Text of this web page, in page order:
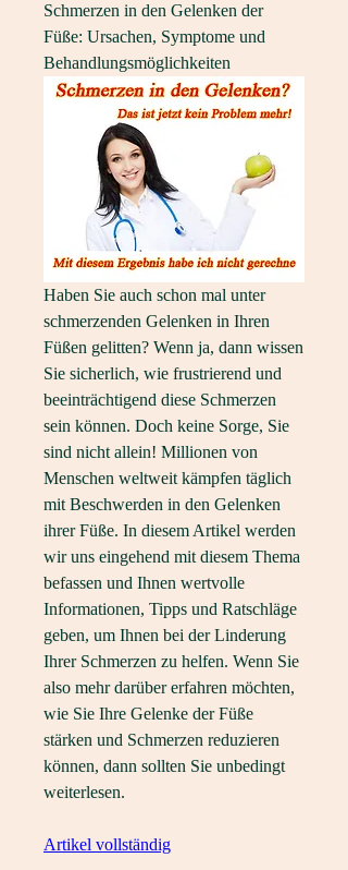
Schmerzen in den Gelenken der
Füße: Ursachen, Symptome und
Behandlungsmöglichkeiten
Haben Sie auch schon mal unter
schmerzenden Gelenken in Ihren
Füßen gelitten? Wenn ja, dann wissen
Sie sicherlich, wie frustrierend und
beeinträchtigend diese Schmerzen
sein können. Doch keine Sorge, Sie
sind nicht allein! Millionen von
Menschen weltweit kämpfen täglich
mit Beschwerden in den Gelenken
ihrer Füße. In diesem Artikel werden
wir uns eingehend mit diesem Thema
befassen und Ihnen wertvolle
Informationen, Tipps und Ratschläge
geben, um Ihnen bei der Linderung
Ihrer Schmerzen zu helfen. Wenn Sie
also mehr darüber erfahren möchten,
wie Sie Ihre Gelenke der Füße
stärken und Schmerzen reduzieren
können, dann sollten Sie unbedingt
weiterlesen.
Artikel vollständig